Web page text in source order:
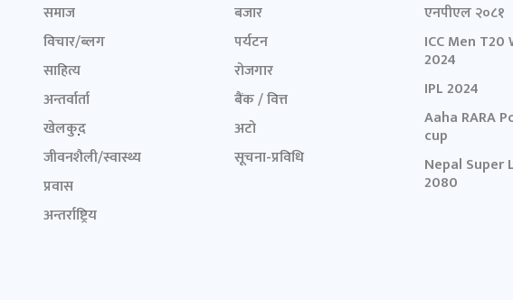
समाज
विचार/ब्लग
साहित्य
अन्तर्वार्ता
खेलकुद़़
जीवनशैली/स्वास्थ्य
प्रवास
अन्तर्राष्ट्रिय
बजार
पर्यटन
रोजगार
बैंक / वित्त
अटो
सूचना-प्रविधि
एनपीएल २०८१
ICC Men T20
2024
IPL 2024
Aaha RARA
cup
Nepal Super
2080